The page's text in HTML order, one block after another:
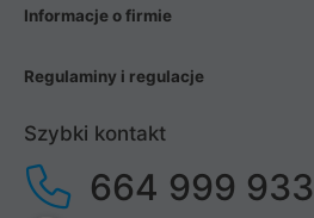
Informacje o firmie
Regulaminy i regulacje
Szybki kontakt
664 999 933